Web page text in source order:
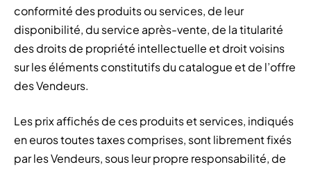
conformité des produits ou services, de leur
disponibilité, du service après-vente, de la titularité
des droits de propriété intellectuelle et droit voisins
sur les éléments constitutifs du catalogue et de l’offre
des Vendeurs.
Les prix affichés de ces produits et services, indiqués
en euros toutes taxes comprises, sont librement fixés
par les Vendeurs, sous leur propre responsabilité, de